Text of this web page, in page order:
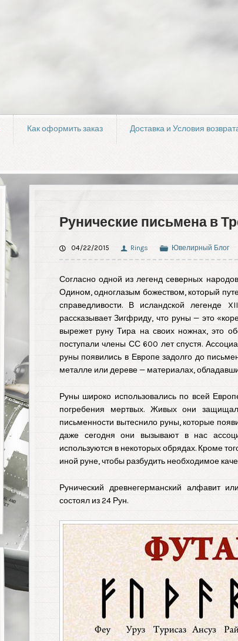
Как оформить заказ Доставка и Условия
Рунические письмена в
04/22/2015 Rings Ювелирный Блог
Согласно одной из легенд северных
Одином, одноглазым божеством, который
справедливости. В исландской легенде
рассказывает Зигфриду, что руны — это
вырежет руну Тира на своих ножнах, это
поступали члены СС 600 лет спустя.
руны появились в Европе задолго до
металле или дереве — материалах,
Руны широко использовались по всей
погребения мертвых. Живых они
письменности вытеснило руны, которые
даже сегодня они вызывают в нас
используются в некоторых обрядах. Кроме
иной руне, чтобы разбудить необходимое
Рунический древнегерманский алфавит
состоял из 24 Рун.